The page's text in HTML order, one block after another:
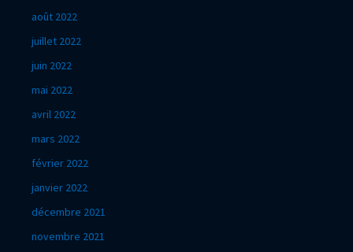
août 2022
juillet 2022
juin 2022
mai 2022
avril 2022
mars 2022
février 2022
janvier 2022
décembre 2021
novembre 2021